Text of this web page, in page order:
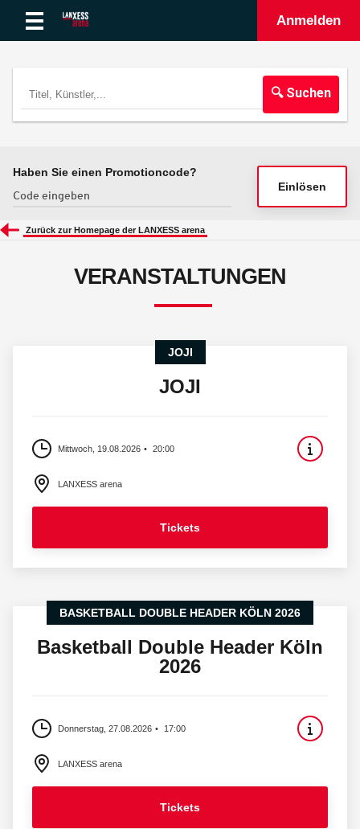
Anmelden
🔍 Suchen
Haben Sie einen Promotioncode?
Einlösen
Zurück zur Homepage der LANXESS arena
VERANSTALTUNGEN
JOJI
JOJI
Mittwoch, 19.08.2026 20:00
LANXESS arena
Tickets
BASKETBALL DOUBLE HEADER KÖLN 2026
Basketball Double Header Köln
2026
Donnerstag, 27.08.2026 17:00
LANXESS arena
Tickets